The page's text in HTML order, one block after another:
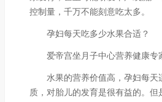
控制量，千万不能刻意吃太多。
孕妇每天吃多少水果合适？
爱帝宫坐月子中心营养健康专家
水果的营养价值高，孕妇每天
质，对胎儿的发育是很有益的。但